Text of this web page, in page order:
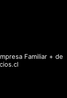
Familiar + de